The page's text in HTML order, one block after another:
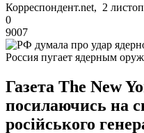
Корреспондент.net, 2
0
9007
Россия пугает ядерным
Газета The New
посилаючись на
російського